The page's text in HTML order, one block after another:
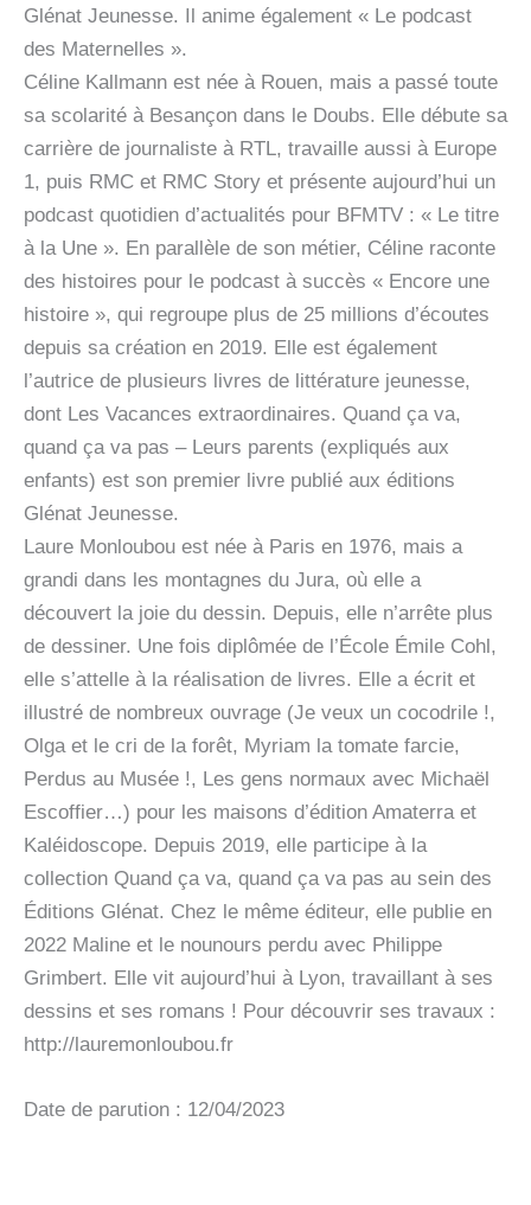
Glénat Jeunesse. Il anime également « Le podcast
des Maternelles ».
Céline Kallmann est née à Rouen, mais a passé toute
sa scolarité à Besançon dans le Doubs. Elle débute sa
carrière de journaliste à RTL, travaille aussi à Europe
1, puis RMC et RMC Story et présente aujourd’hui un
podcast quotidien d’actualités pour BFMTV : « Le titre
à la Une ». En parallèle de son métier, Céline raconte
des histoires pour le podcast à succès « Encore une
histoire », qui regroupe plus de 25 millions d’écoutes
depuis sa création en 2019. Elle est également
l’autrice de plusieurs livres de littérature jeunesse,
dont Les Vacances extraordinaires. Quand ça va,
quand ça va pas – Leurs parents (expliqués aux
enfants) est son premier livre publié aux éditions
Glénat Jeunesse.
Laure Monloubou est née à Paris en 1976, mais a
grandi dans les montagnes du Jura, où elle a
découvert la joie du dessin. Depuis, elle n’arrête plus
de dessiner. Une fois diplômée de l’École Émile Cohl,
elle s’attelle à la réalisation de livres. Elle a écrit et
illustré de nombreux ouvrage (Je veux un cocodrile !,
Olga et le cri de la forêt, Myriam la tomate farcie,
Perdus au Musée !, Les gens normaux avec Michaël
Escoffier…) pour les maisons d’édition Amaterra et
Kaléidoscope. Depuis 2019, elle participe à la
collection Quand ça va, quand ça va pas au sein des
Éditions Glénat. Chez le même éditeur, elle publie en
2022 Maline et le nounours perdu avec Philippe
Grimbert. Elle vit aujourd’hui à Lyon, travaillant à ses
dessins et ses romans ! Pour découvrir ses travaux :
http://lauremonloubou.fr
Date de parution : 12/04/2023